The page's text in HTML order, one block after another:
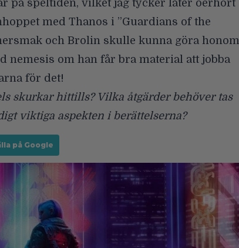
på speltiden, vilket jag tycker låter oerhört
med Thanos i ”Guardians of the
och Brolin skulle kunna göra honom
nemesis om han får bra material att jobba
för det!
skurkar hittills? Vilka åtgärder behöver tas
viktiga aspekten i berättelserna?
på Google